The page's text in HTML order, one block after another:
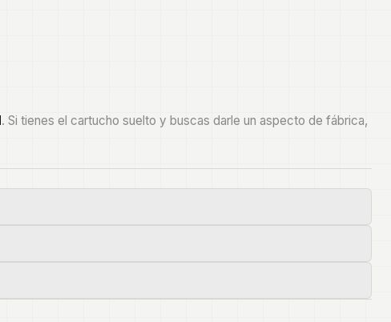
. Si tienes el cartucho suelto y buscas darle un aspecto de fábrica,